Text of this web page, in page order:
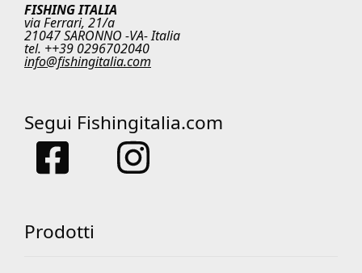
FISHING ITALIA
via Ferrari, 21/a
21047 SARONNO -VA- Italia
tel. ++39 0296702040
info@fishingitalia.com
Segui Fishingitalia.com
Prodotti